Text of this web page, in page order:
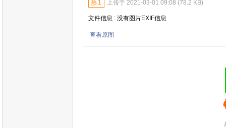
热 1 上传于 2021-03-01 09:08 (78.2 KB)
文件信息 : 没有图片EXIF信息
查看原图